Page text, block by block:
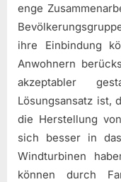
enge
ihre Einbindung
Anwohnern
akzeptabler
Lösungsansatz ist,
die Herstellung
sich besser in
Windturbinen
können durch